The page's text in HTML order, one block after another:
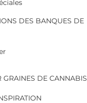
DES BANQUES DE
DE CANNABIS